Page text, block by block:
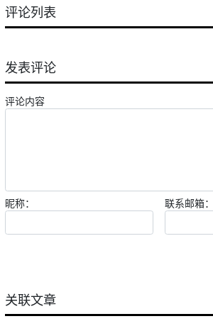
评论列表
发表评论
评论内容
昵称： 联系邮箱：
关联文章